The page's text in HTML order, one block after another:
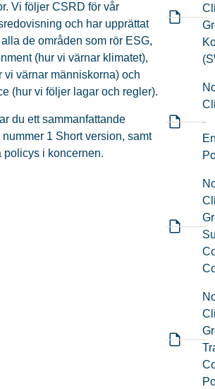
Vi följer CSRD för vår
och har upprättat
de områden som rör ESG,
(hur vi värnar klimatet),
vi värnar människorna) och
(hur vi följer lagar och regler).
du ett sammanfattande
1 Short version, samt
policys i koncernen.
-